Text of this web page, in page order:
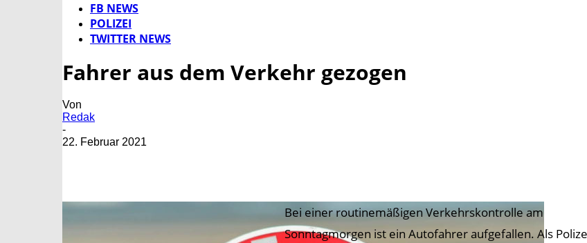
FB NEWS
POLIZEI
TWITTER NEWS
Fahrer aus dem Verkehr gezogen
Von
Redak
-
22. Februar 2021
Bei einer routinemäßigen Verkehrskontrolle am
Sonntagmorgen ist ein Autofahrer aufgefallen. Als